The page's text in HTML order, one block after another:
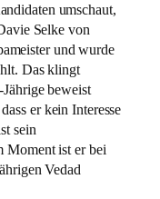
umschaut,
Selke von
und wurde
Das klingt
beweist
er kein Interesse
sein
Moment ist er bei
Vedad